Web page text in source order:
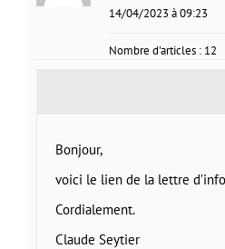
14/04/2023 à 09:23
Nombre d'articles : 12
Bonjour,
voici le lien de la lettre
Cordialement.
Claude Seytier